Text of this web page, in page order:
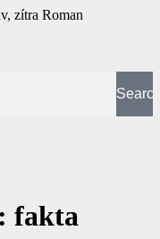
zítra Roman
fakta